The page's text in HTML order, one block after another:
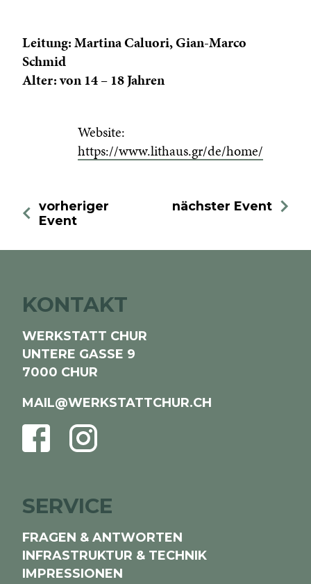
vorheriger
Event
Leitung: Martina Caluori, Gian-Marco
Schmid
Alter: von 14 – 18 Jahren
Website:
https://www.lithaus.gr/de/home/
nächster Event
KONTAKT
WERKSTATT CHUR
UNTERE GASSE 9
7000 CHUR
MAIL@WERKSTATTCHUR.CH
FACEBOOKINSTAGRAM
SERVICE
FRAGEN & ANTWORTEN
INFRASTRUKTUR & TECHNIK
IMPRESSIONEN